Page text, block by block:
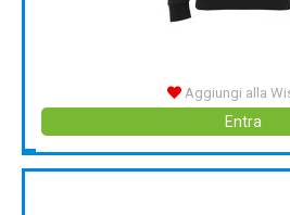
Aggiungi alla
Entra